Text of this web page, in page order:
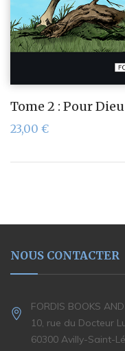
Tome 2 : Pour
23,00 €
NOUS CONTACTER
FORDIS BOOKS
10, rue du Docteur
60300 Avilly-Saint-